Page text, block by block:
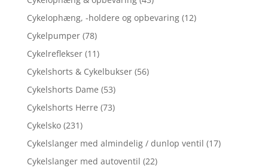
Cykelophæng, -holdere og opbevaring (12)
Cykelpumper (78)
Cykelreflekser (11)
Cykelshorts & Cykelbukser (56)
Cykelshorts Dame (53)
Cykelshorts Herre (73)
Cykelsko (231)
Cykelslanger med almindelig / dunlop ventil (17)
Cykelslanger med autoventil (22)